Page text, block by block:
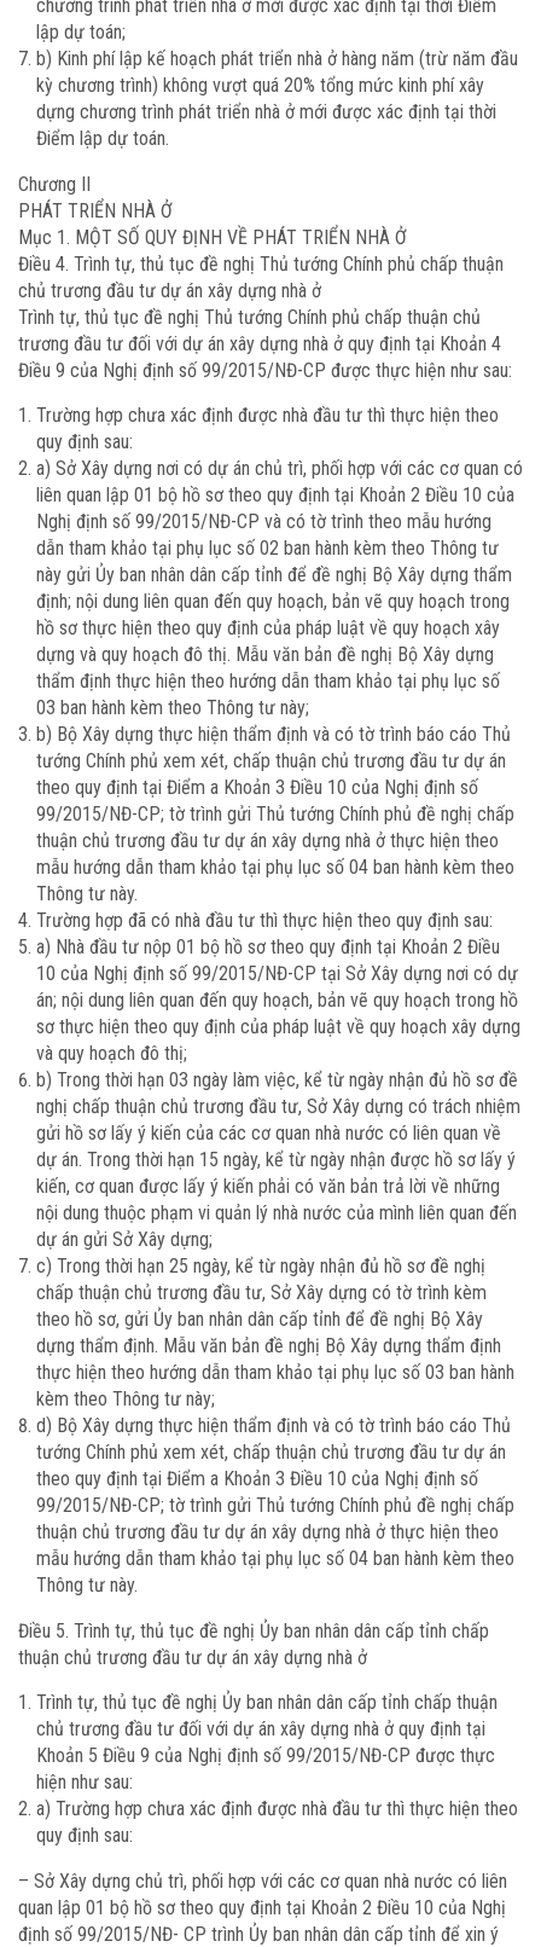
chương trình phát triển nhà ở mới được xác định tại thời Điểm
lập dự toán;
b) Kinh phí lập kế hoạch phát triển nhà ở hàng năm (trừ năm đầu
kỳ chương trình) không vượt quá 20% tổng mức kinh phí xây
dựng chương trình phát triển nhà ở mới được xác định tại thời
Điểm lập dự toán.
Chương II
PHÁT TRIỂN NHÀ Ở
Mục 1. MỘT SỐ QUY ĐỊNH VỀ PHÁT TRIỂN NHÀ Ở
Điều 4. Trình tự, thủ tục đề nghị Thủ tướng Chính phủ chấp thuận
chủ trương đầu tư dự án xây dựng nhà ở
Trình tự, thủ tục đề nghị Thủ tướng Chính phủ chấp thuận chủ
trương đầu tư đối với dự án xây dựng nhà ở quy định tại Khoản 4
Điều 9 của Nghị định số 99/2015/NĐ-CP được thực hiện như sau:
Trường hợp chưa xác định được nhà đầu tư thì thực hiện theo
quy định sau:
a) Sở Xây dựng nơi có dự án chủ trì, phối hợp với các cơ quan có
liên quan lập 01 bộ hồ sơ theo quy định tại Khoản 2 Điều 10 của
Nghị định số 99/2015/NĐ-CP và có tờ trình theo mẫu hướng
dẫn tham khảo tại phụ lục số 02 ban hành kèm theo Thông tư
này gửi Ủy ban nhân dân cấp tỉnh để đề nghị Bộ Xây dựng thẩm
định; nội dung liên quan đến quy hoạch, bản vẽ quy hoạch trong
hồ sơ thực hiện theo quy định của pháp luật về quy hoạch xây
dựng và quy hoạch đô thị. Mẫu văn bản đề nghị Bộ Xây dựng
thẩm định thực hiện theo hướng dẫn tham khảo tại phụ lục số
03 ban hành kèm theo Thông tư này;
b) Bộ Xây dựng thực hiện thẩm định và có tờ trình báo cáo Thủ
tướng Chính phủ xem xét, chấp thuận chủ trương đầu tư dự án
theo quy định tại Điểm a Khoản 3 Điều 10 của Nghị định số
99/2015/NĐ-CP; tờ trình gửi Thủ tướng Chính phủ đề nghị chấp
thuận chủ trương đầu tư dự án xây dựng nhà ở thực hiện theo
mẫu hướng dẫn tham khảo tại phụ lục số 04 ban hành kèm theo
Thông tư này.
Trường hợp đã có nhà đầu tư thì thực hiện theo quy định sau:
a) Nhà đầu tư nộp 01 bộ hồ sơ theo quy định tại Khoản 2 Điều
10 của Nghị định số 99/2015/NĐ-CP tại Sở Xây dựng nơi có dự
án; nội dung liên quan đến quy hoạch, bản vẽ quy hoạch trong hồ
sơ thực hiện theo quy định của pháp luật về quy hoạch xây dựng
và quy hoạch đô thị;
b) Trong thời hạn 03 ngày làm việc, kể từ ngày nhận đủ hồ sơ đề
nghị chấp thuận chủ trương đầu tư, Sở Xây dựng có trách nhiệm
gửi hồ sơ lấy ý kiến của các cơ quan nhà nước có liên quan về
dự án. Trong thời hạn 15 ngày, kể từ ngày nhận được hồ sơ lấy ý
kiến, cơ quan được lấy ý kiến phải có văn bản trả lời về những
nội dung thuộc phạm vi quản lý nhà nước của mình liên quan đến
dự án gửi Sở Xây dựng;
c) Trong thời hạn 25 ngày, kể từ ngày nhận đủ hồ sơ đề nghị
chấp thuận chủ trương đầu tư, Sở Xây dựng có tờ trình kèm
theo hồ sơ, gửi Ủy ban nhân dân cấp tỉnh để đề nghị Bộ Xây
dựng thẩm định. Mẫu văn bản đề nghị Bộ Xây dựng thẩm định
thực hiện theo hướng dẫn tham khảo tại phụ lục số 03 ban hành
kèm theo Thông tư này;
d) Bộ Xây dựng thực hiện thẩm định và có tờ trình báo cáo Thủ
tướng Chính phủ xem xét, chấp thuận chủ trương đầu tư dự án
theo quy định tại Điểm a Khoản 3 Điều 10 của Nghị định số
99/2015/NĐ-CP; tờ trình gửi Thủ tướng Chính phủ đề nghị chấp
thuận chủ trương đầu tư dự án xây dựng nhà ở thực hiện theo
mẫu hướng dẫn tham khảo tại phụ lục số 04 ban hành kèm theo
Thông tư này.
Điều 5. Trình tự, thủ tục đề nghị Ủy ban nhân dân cấp tỉnh chấp
thuận chủ trương đầu tư dự án xây dựng nhà ở
Trình tự, thủ tục đề nghị Ủy ban nhân dân cấp tỉnh chấp thuận
chủ trương đầu tư đối với dự án xây dựng nhà ở quy định tại
Khoản 5 Điều 9 của Nghị định số 99/2015/NĐ-CP được thực
hiện như sau:
a) Trường hợp chưa xác định được nhà đầu tư thì thực hiện theo
quy định sau:
– Sở Xây dựng chủ trì, phối hợp với các cơ quan nhà nước có liên
quan lập 01 bộ hồ sơ theo quy định tại Khoản 2 Điều 10 của Nghị
định số 99/2015/NĐ- CP trình Ủy ban nhân dân cấp tỉnh để xin ý